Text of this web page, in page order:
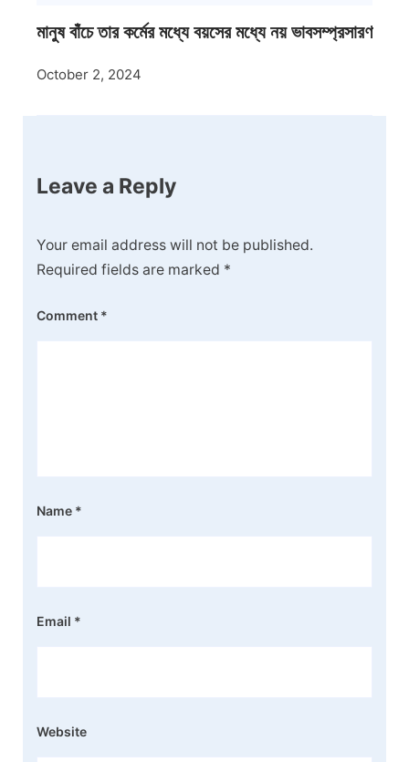
মানুষ বাঁচে তার কর্মের মধ্যে বয়সের মধ্যে নয় ভাবসম্প্রসারণ
October 2, 2024
Leave a Reply
Your email address will not be published.
Required fields are marked *
Comment *
Name *
Email *
Website